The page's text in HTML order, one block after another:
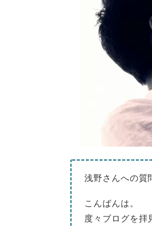
浅野さんへの質
こんばんは。
度々ブログを拝